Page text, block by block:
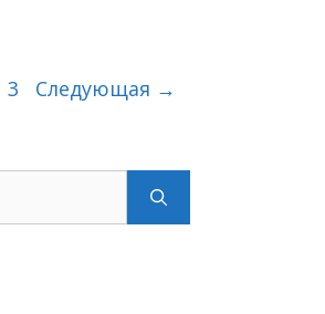
Страница
3 Следующая →